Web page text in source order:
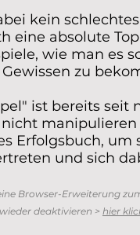
kein
eine absolute
wie man es
zu
ist bereits
Erfolgsbuch,
und sich
Browser-Erweiterung
deaktivieren > hier